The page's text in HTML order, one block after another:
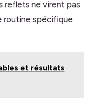
reflets ne virent pas
routine spécifique
et résultats